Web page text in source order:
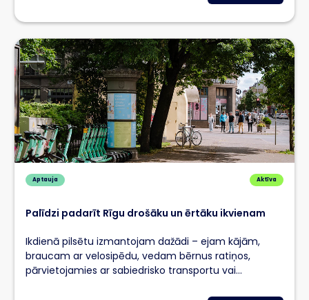
Aptauja Aktīva
Palīdzi padarīt Rīgu drošāku un ērtāku ikvienam
Ikdienā pilsētu izmantojam dažādi – ejam kājām,
braucam ar velosipēdu, vedam bērnus ratiņos,
pārvietojamies ar sabiedrisko transportu vai